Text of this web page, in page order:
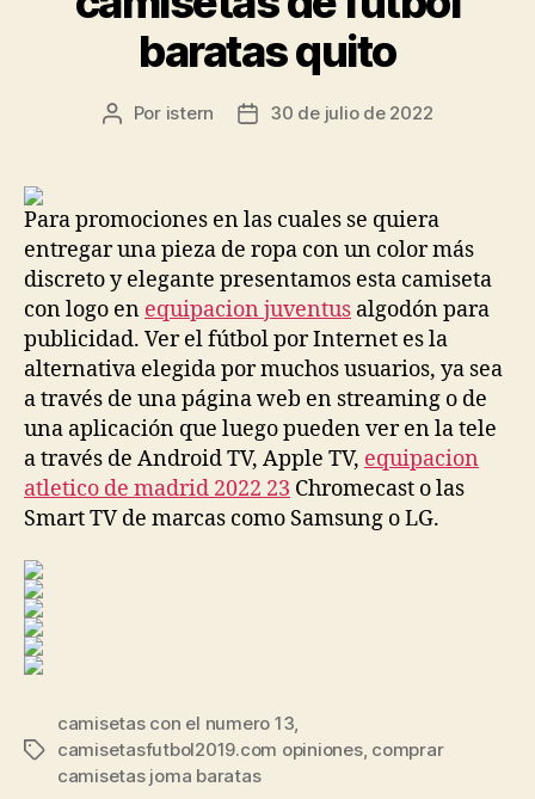
baratas quito
Autor
Por istern
Fecha30 de julio de 2022
Para promociones en las cuales se quiera
entregar una pieza de ropa con un color más
discreto y elegante presentamos esta camiseta
con logo en equipacion juventus algodón para
publicidad. Ver el fútbol por Internet es la
alternativa elegida por muchos usuarios, ya sea
a través de una página web en streaming o de
una aplicación que luego pueden ver en la tele
a través de Android TV, Apple TV, equipacion
atletico de madrid 2022 23 Chromecast o las
Smart TV de marcas como Samsung o LG.
Etiquetas
camisetas con el numero 13,
camisetasfutbol2019.com opiniones, comprar
camisetas joma baratas